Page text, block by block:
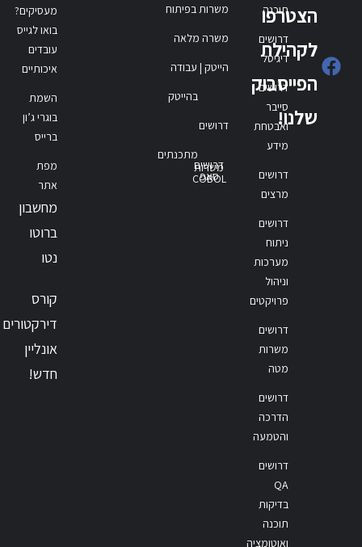
הצטרפו
לקהילת
הפייסבוק
שלנו!
תוכנה
דרושים
דיגיטל
דרושים
סייבר
ואבטחת
מידע
דרושים
מרצים
דרושים
ניתוח
מערכות
וניהול
פרויקטים
דרושים
משרות
מטה
דרושים
הדרכה
והטמעה
דרושים
QA
בדיקות
תוכנה
ואוטומציה
משרות בפיתוח
משרה מלאה
הייטק | עבודה
בהייטק
דרושים
מתכנתים
דרושים
סאפ
משרות
COBOL
מעסיקים?
בואו לגייס
עובדים
איכותיים
השמת
בוגרי ג’ון
ברייס
מפת
אתר
מחשבון
ברוטו
נטו
קורס
דירקטורים
אונליין
חדש!